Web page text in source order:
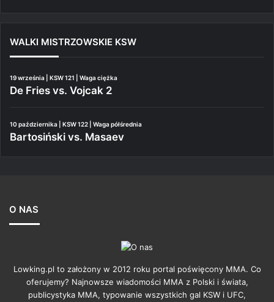
WALKI MISTRZOWSKIE KSW
19 września | KSW 121 | Waga ciężka
De Fries vs. Vojcak 2
10 października | KSW 122 | Waga półśrednia
Bartosiński vs. Masaev
O NAS
Lowking.pl to założony w 2012 roku portal poświęcony MMA. Co
oferujemy? Najnowsze wiadomości MMA z Polski i świata,
publicystyka MMA, typowanie wszystkich gal KSW i UFC,